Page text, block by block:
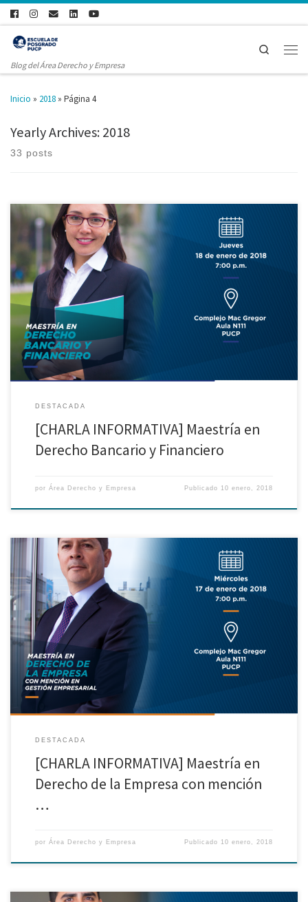
Blog del Área Derecho y Empresa
Search
Inicio » 2018 » Página 4
Yearly Archives:2018
33 posts
[#Admisión 2018] Participa de nuestra última charla informativa. Piensa
en financiero: Formación única en derecho bancario y bursátil La
asistencia es libre previa inscripción aquí →https://goo.gl/aZY2C8
DESTACADA
[CHARLA INFORMATIVA] Maestría en
Derecho Bancario y Financiero
por Área Derecho y Empresa Publicado 10 enero, 2018
[#Admisión 2018] Participa de nuestra última charla informativa y
prepárate para ser el gerente legal de importantes empresas. La asistencia
es libre previa inscripción aquí →www.pucp.edu.pe/NKZPTo
DESTACADA
[CHARLA INFORMATIVA] Maestría en
Derecho de la Empresa con mención
…
por Área Derecho y Empresa Publicado 10 enero, 2018